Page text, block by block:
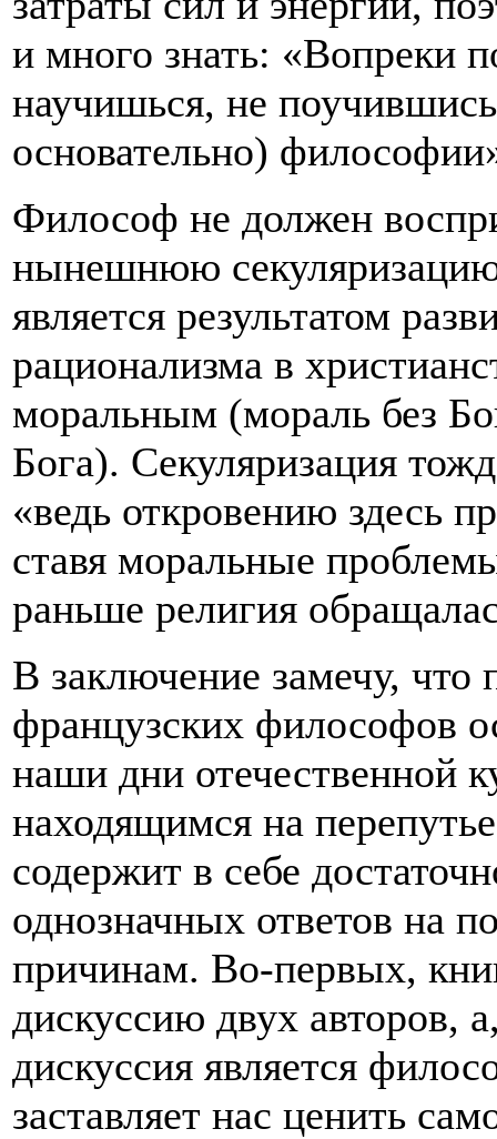
и много знать: «Вопреки
научишься, не
основательно)
Философ не должен
нынешнюю
является результатом
рационализма в
моральным (мораль без
Бога). Секуляризация
«ведь откровению здесь
ставя моральные
раньше религия
В заключение замечу,
французских философов
наши дни отечественной
находящимся на
содержит в себе
однозначных ответов на
причинам. Во-первых,
дискуссию двух авторов,
дискуссия является
заставляет нас ценить